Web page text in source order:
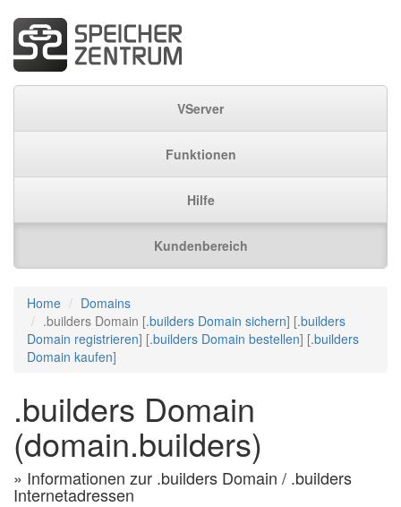
VServer
Funktionen
Hilfe
Kundenbereich
Home
Domains
.builders Domain [.builders Domain sichern] [.builders
Domain registrieren] [.builders Domain bestellen] [.builders
Domain kaufen]
.builders Domain
(domain.builders)
» Informationen zur .builders Domain / .builders
Internetadressen